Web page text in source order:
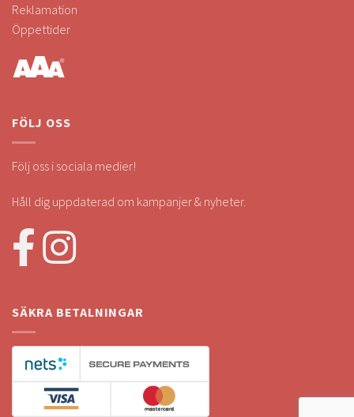
Reklamation
Öppettider
FÖLJ OSS
Följ oss i sociala medier!
Håll dig uppdaterad om kampanjer & nyheter.
SÄKRA BETALNINGAR